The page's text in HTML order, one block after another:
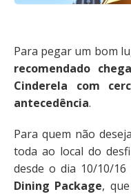
Para pegar um bom
recomendado
Cinderela com
antecedência.
Para quem não
toda ao local do
desde o dia 10/10/16
Dining Package,